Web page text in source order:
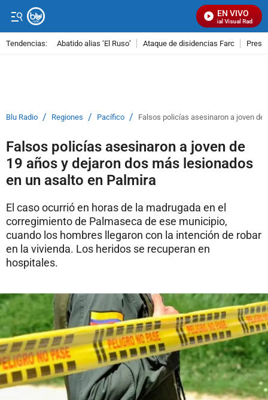
EN VIVO
Señal Visual Radio
Tendencias: Abatido alias ‘El Ruso’ Ataque de disidencias Farc
Blu Radio / Regiones / Pacífico / Falsos policías asesinaron a joven
Falsos policías asesinaron a joven de
19 años y dejaron dos más lesionados
en un asalto en Palmira
El caso ocurrió en horas de la madrugada en el
corregimiento de Palmaseca de ese municipio,
cuando los hombres llegaron con la intención de robar
en la vivienda. Los heridos se recuperan en
hospitales.